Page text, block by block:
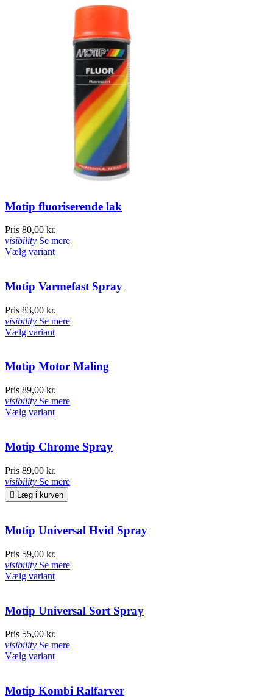
Motip fluoriserende lak
Pris 80,00 kr.
visibility Se mere
Vælg variant
Motip Varmefast Spray
Pris 83,00 kr.
visibility Se mere
Vælg variant
Motip Motor Maling
Pris 89,00 kr.
visibility Se mere
Vælg variant
Motip Chrome Spray
Pris 89,00 kr.
visibility Se mere
 Læg i kurven
Motip Universal Hvid Spray
Pris 59,00 kr.
visibility Se mere
Vælg variant
Motip Universal Sort Spray
Pris 55,00 kr.
visibility Se mere
Vælg variant
Motip Kombi Ralfarver